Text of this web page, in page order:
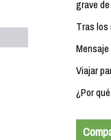
grave
Tras los
Viajar
¿Por